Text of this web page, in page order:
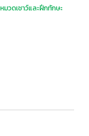
หมวดเชาว์และฝึกทักษะ